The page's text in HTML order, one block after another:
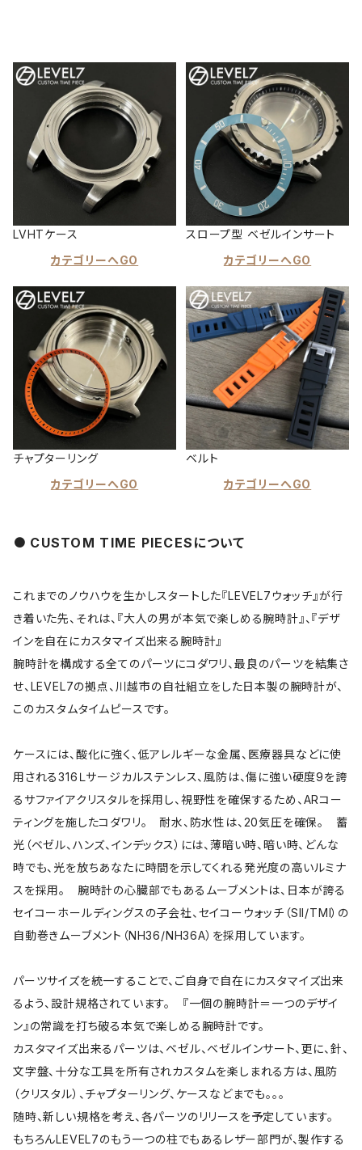
LVHTケース
カテゴリーへGO
スロープ型 ベゼルインサート
カテゴリーへGO
チャプターリング
カテゴリーへGO
ベルト
カテゴリーへGO
CUSTOM TIME PIECESについて
これまでのノウハウを生かしスタートした『LEVEL7ウォッチ』が行
き着いた先、それは、『大人の男が本気で楽しめる腕時計』、『デザ
インを自在にカスタマイズ出来る腕時計』
腕時計を構成する全てのパーツにコダワリ、最良のパーツを結集さ
せ、LEVEL7の拠点、川越市の自社組立をした日本製の腕時計が、
このカスタムタイムピースです。
ケースには、酸化に強く、低アレルギーな金属、医療器具などに使
用される316Ｌサージカルステンレス、風防は、傷に強い硬度9を誇
るサファイアクリスタルを採用し、視野性を確保するため、ARコー
ティングを施したコダワリ。 耐水、防水性は、20気圧を確保。 蓄
光（ベゼル、ハンズ、インデックス）には、薄暗い時、暗い時、どんな
時でも、光を放ちあなたに時間を示してくれる発光度の高いルミナ
スを採用。 腕時計の心臓部でもあるムーブメントは、日本が誇る
セイコーホールディングスの子会社、セイコーウォッチ（SII/TMI）の
自動巻きムーブメント（NH36/NH36A）を採用しています。
パーツサイズを統一することで、ご自身で自在にカスタマイズ出来
るよう、設計規格されています。 『一個の腕時計＝一つのデザイ
ン』の常識を打ち破る本気で楽しめる腕時計です。
カスタマイズ出来るパーツは、ベゼル、ベゼルインサート、更に、針、
文字盤、十分な工具を所有されカスタムを楽しまれる方は、風防
（クリスタル）、チャプターリング、ケースなどまでも。。。
随時、新しい規格を考え、各パーツのリリースを予定しています。
もちろんLEVEL7のもう一つの柱でもあるレザー部門が、製作する